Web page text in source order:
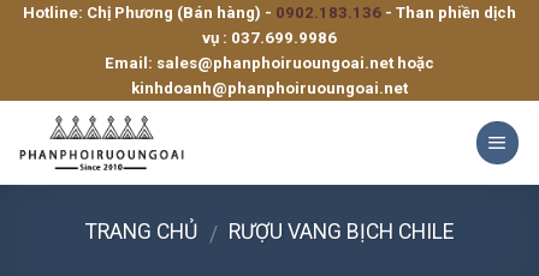
SkipHotline: Chị Phương (Bán hàng) - 0902.183.136 - Than phiền dịch
vụ : 037.699.9986
Email: sales@phanphoiruoungoai.net hoặc
kinhdoanh@phanphoiruoungoai.net
TRANG CHỦ / RƯỢU VANG BỊCH CHILE